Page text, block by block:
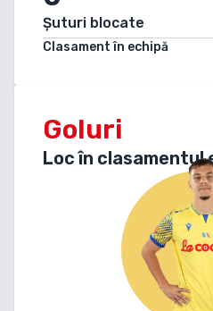
Șuturi blocate
Clasament în echipă
Goluri
Loc în clasamentul